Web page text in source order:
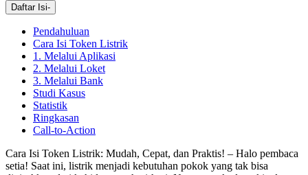
Daftar Isi-
Pendahuluan
Cara Isi Token Listrik
1. Melalui Aplikasi
2. Melalui Loket
3. Melalui Bank
Studi Kasus
Statistik
Ringkasan
Call-to-Action
Cara Isi Token Listrik: Mudah, Cepat, dan Praktis! – Halo pembaca
setia! Saat ini, listrik menjadi kebutuhan pokok yang tak bisa